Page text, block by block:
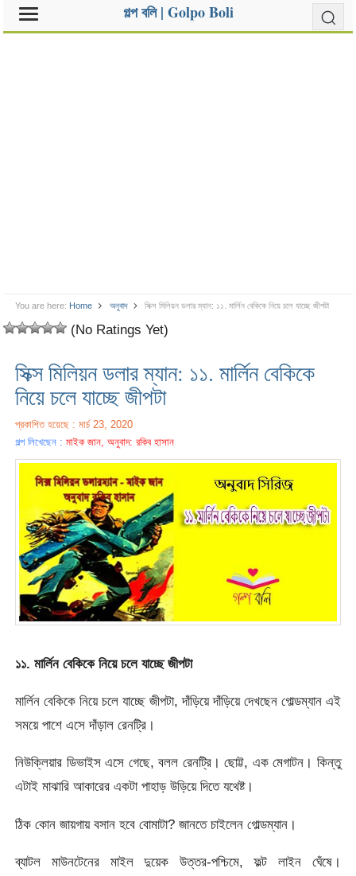
গল্প বলি | Golpo Boli
You are here: Home অনুবাদ সিক্স মিলিয়ন ডলার ম্যান: ১১. মার্লিন বেকিকে নিয়ে চলে যাচ্ছে জীপটা
(No Ratings Yet)
সিক্স মিলিয়ন ডলার ম্যান: ১১. মার্লিন বেকিকে
নিয়ে চলে যাচ্ছে জীপটা
প্রকাশিত হয়েছে : মার্চ 23, 2020
গল্প লিখেছেন :মাইক জান, অনুবাদ: রকিব হাসান
১১. মার্লিন বেকিকে নিয়ে চলে যাচ্ছে জীপটা
মার্লিন বেকিকে নিয়ে চলে যাচ্ছে জীপটা, দাঁড়িয়ে দাঁড়িয়ে দেখছেন গোল্ডম্যান এই
সময়ে পাশে এসে দাঁড়াল রেনট্রি।
নিউক্লিয়ার ডিভাইস এসে গেছে, বলল রেনট্রি। ছোট্ট, এক মেগাটন। কিন্তু
এটাই মাঝারি আকারের একটা পাহাড় উড়িয়ে দিতে যথেষ্ট।
ঠিক কোন জায়গায় বসান হবে বোমাটা? জানতে চাইলেন গোল্ডম্যান।
ব্যাটল মাউনটেনের মাইল দুয়েক উত্তর-পশ্চিমে, ফল্ট লাইন ঘেঁষে।